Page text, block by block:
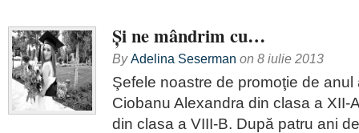
Şi ne mândrim cu…
ByAdelina Seserman on 8 iulie 2013
Şefele noastre de promoţie de anul
Ciobanu Alexandra din clasa a XII-
din clasa a VIII-B. După patru ani